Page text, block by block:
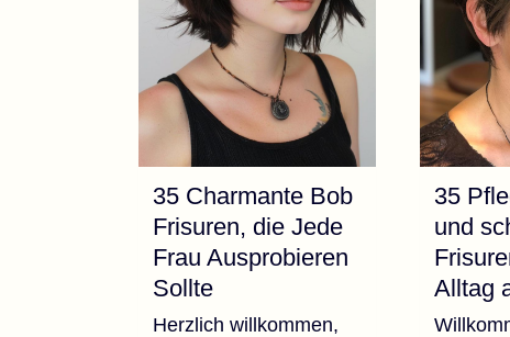
35 Charmante Bob
Frisuren, die Jede
Frau Ausprobieren
Sollte
Herzlich willkommen,
35
und
Alltag